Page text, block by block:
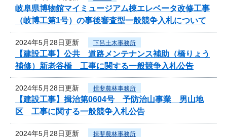
岐阜県博物館マイミュージアム棟エレベータ改修工事
（岐博工第1号）の事後審査型一般競争入札について
2024年5月28日更新 下呂土木事務所
【建設工事】公共 道路メンテナンス補助（橋りょう
補修）新老谷橋 工事に関する一般競争入札公告
2024年5月28日更新 揖斐農林事務所
【建設工事】揖治第0604号 予防治山事業 男山地
区 工事に関する一般競争入札公告
2024年5月28日更新 揖斐農林事務所